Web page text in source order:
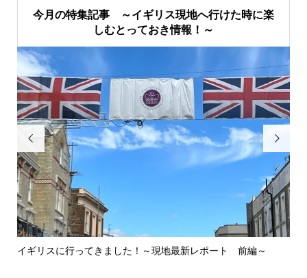
今月の特集記事 ～イギリス現地へ行けた時に楽
しむとっておき情報！～

イギリスに行ってきました！～現地最新レポート 前編～
